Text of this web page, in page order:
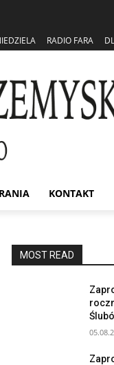
RADIO FARA
KONTAKT
MOST READ